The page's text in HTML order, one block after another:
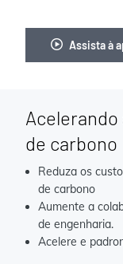
Assista à
de carbono
Reduza os
de carbono
Aumente a
de engenharia.
Acelere e